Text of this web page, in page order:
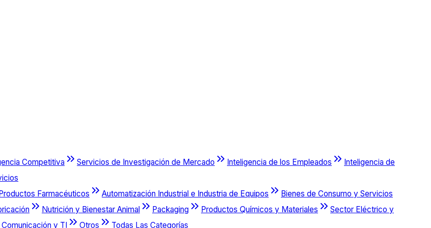
Competitiva Servicios de Investigación de Mercado Inteligencia de los Empleados
Inteligencia de
Farmacéuticos Automatización Industrial e Industria de Equipos
Bienes de Consumo y Servicios
Nutrición y Bienestar Animal Packaging Productos Químicos y Materiales
Sector Eléctrico y
y TI Otros Todas Las Categorías